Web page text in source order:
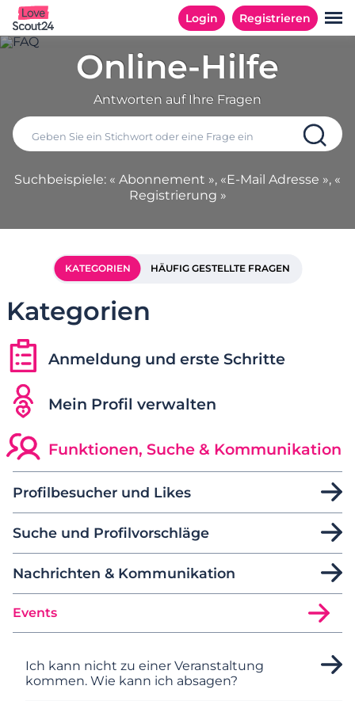
Login Registrieren
Online-Hilfe
Antworten auf Ihre Fragen
Suchbeispiele: « Abonnement », «E-Mail Adresse », «
Registrierung »
KATEGORIEN HÄUFIG GESTELLTE FRAGEN
Kategorien
Anmeldung und erste Schritte
Mein Profil verwalten
Funktionen, Suche & Kommunikation
Profilbesucher und Likes
Suche und Profilvorschläge
Nachrichten & Kommunikation
Events
Ich kann nicht zu einer Veranstaltung
kommen. Wie kann ich absagen?